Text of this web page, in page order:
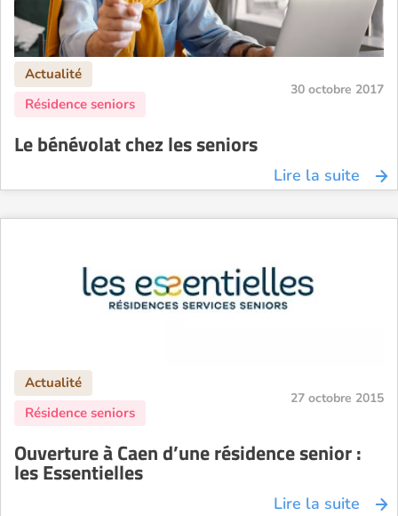
30 octobre 2017
Le bénévolat chez les seniors
Lire la suite
27 octobre 2015
Ouverture à Caen d’une résidence senior :
les Essentielles
Lire la suite